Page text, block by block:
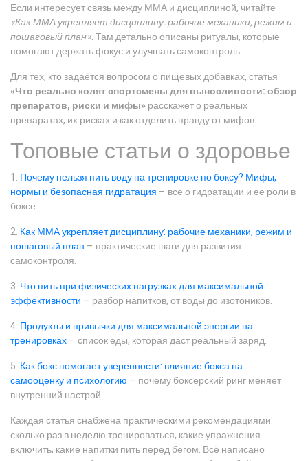
Если интересует связь между ММА и дисциплиной, читайте
«Как ММА укрепляет дисциплину: рабочие механики, режим и
пошаговый план». Там детально описаны ритуалы, которые
помогают держать фокус и улучшать самоконтроль.
Для тех, кто задаётся вопросом о пищевых добавках, статья
«Что реально колят спортсмены для выносливости: обзор
препаратов, риски и мифы»расскажет о реальных
препаратах, их рисках и как отделить правду от мифов.
Топовые статьи о здоровье
1. Почему нельзя пить воду на тренировке по боксу? Мифы,
нормы и безопасная гидратация – все о гидратации и её роли в
боксе.
2. Как ММА укрепляет дисциплину: рабочие механики, режим и
пошаговый план – практические шаги для развития
самоконтроля.
3. Что пить при физических нагрузках для максимальной
эффективности – разбор напитков, от воды до изотоников.
4. Продукты и привычки для максимальной энергии на
тренировках– список еды, которая даст реальный заряд.
5. Как бокс помогает уверенности: влияние бокса на
самооценку и психологию – почему боксерский ринг меняет
внутренний настрой.
Каждая статья снабжена практическими рекомендациями:
сколько раз в неделю тренироваться, какие упражнения
включить, какие напитки пить перед бегом. Всё написано